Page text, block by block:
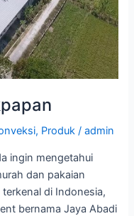
, Produk /admin
ingin mengetahui
dan pakaian
di Indonesia,
bernama Jaya Abadi